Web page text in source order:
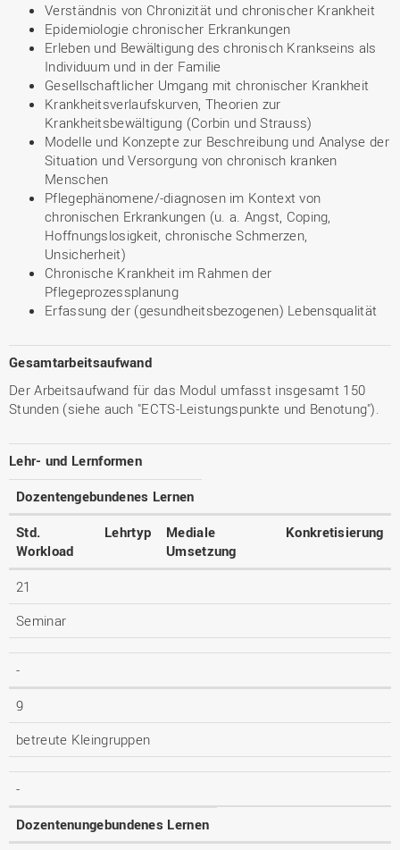
Verständnis von Chronizität und chronischer Krankheit
Epidemiologie chronischer Erkrankungen
Erleben und Bewältigung des chronisch Krankseins als
Individuum und in der Familie
Gesellschaftlicher Umgang mit chronischer Krankheit
Krankheitsverlaufskurven, Theorien zur
Krankheitsbewältigung (Corbin und Strauss)
Modelle und Konzepte zur Beschreibung und Analyse der
Situation und Versorgung von chronisch kranken
Menschen
Pflegephänomene/-diagnosen im Kontext von
chronischen Erkrankungen (u. a. Angst, Coping,
Hoffnungslosigkeit, chronische Schmerzen,
Unsicherheit)
Chronische Krankheit im Rahmen der
Pflegeprozessplanung
Erfassung der (gesundheitsbezogenen) Lebensqualität
Gesamtarbeitsaufwand
Der Arbeitsaufwand für das Modul umfasst insgesamt 150
Stunden (siehe auch "ECTS-Leistungspunkte und Benotung").
Lehr- und Lernformen
Dozentengebundenes Lernen
Std.
Workload
Lehrtyp
Mediale
Umsetzung
Konkretisierung
21
Seminar
-
9
betreute Kleingruppen
-
Dozentenungebundenes Lernen